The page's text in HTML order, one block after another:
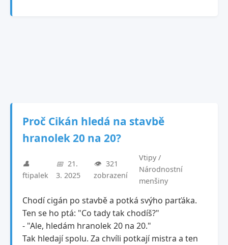
Proč Cikán hledá na stavbě
hranolek 20 na 20?
👤
ftipalek
📅 21.
3. 2025
👁️ 321
zobrazení
Vtipy /
Národnostní
menšiny
Chodí cigán po stavbě a potká svýho parťáka.
Ten se ho ptá: "Co tady tak chodíš?"
- "Ale, hledám hranolek 20 na 20."
Tak hledají spolu. Za chvíli potkají mistra a ten